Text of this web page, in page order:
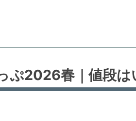
ぷ2026春｜値段は